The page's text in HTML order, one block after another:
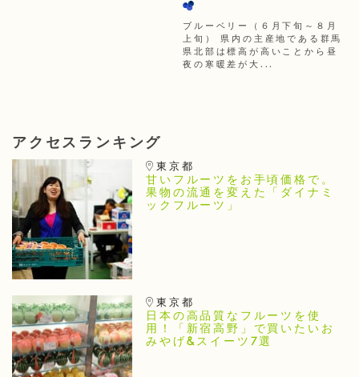
ブルーベリー（６月下旬～８月
上旬） 県内の主産地である群馬
県北部は標高が高いことから昼
夜の寒暖差が大...
アクセスランキング
東京都
甘いフルーツをお手頃価格で。
果物の流通を変えた「ダイナミ
ックフルーツ」
東京都
日本の高品質なフルーツを使
用！「新宿高野」で買いたいお
みやげ&スイーツ7選